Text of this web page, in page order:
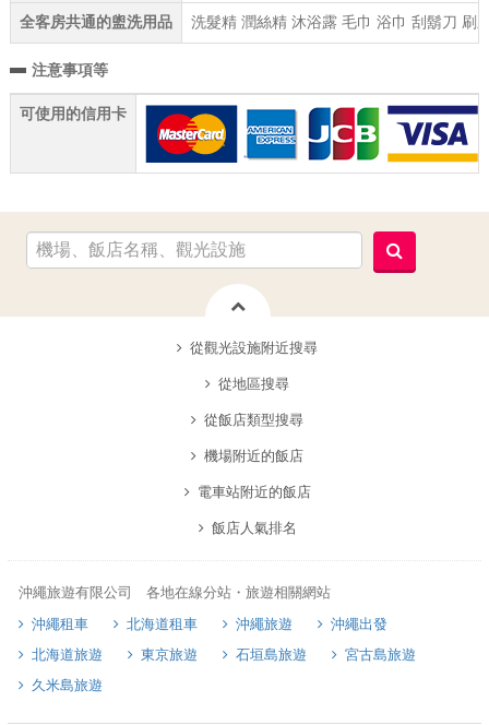
全客房共通的盥洗用品 洗髮精 潤絲精 沐浴露 毛巾 浴巾 刮鬍刀 刷
注意事項等
可使用的信用卡
從觀光設施附近搜尋
從地區搜尋
從飯店類型搜尋
機場附近的飯店
電車站附近的飯店
飯店人氣排名
沖繩旅遊有限公司 各地在線分站・旅遊相關網站
沖繩租車
北海道租車 沖繩旅遊
沖繩出發
北海道旅遊
東京旅遊 石垣島旅遊
宮古島旅遊
久米島旅遊